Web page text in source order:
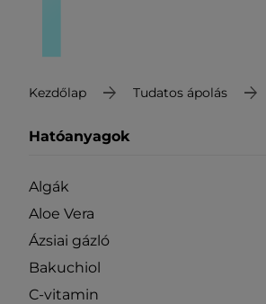
Kezdőlap Tudatos ápolás
Hatóanyagok
Algák
Aloe Vera
Ázsiai gázló
Bakuchiol
C-vitamin